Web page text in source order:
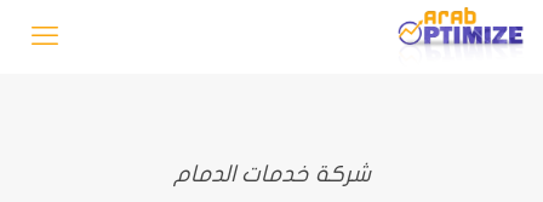
شركة خدمات الدمام